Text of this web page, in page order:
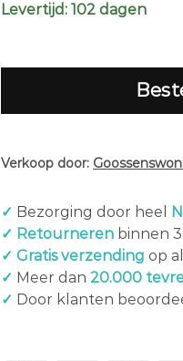
Levertijd: 102 dagen
Verkoop door:
✓ Bezorging door heel
✓ Retourneren binnen
✓ Gratis verzending op
✓ Meer dan 20.000
✓ Door klanten